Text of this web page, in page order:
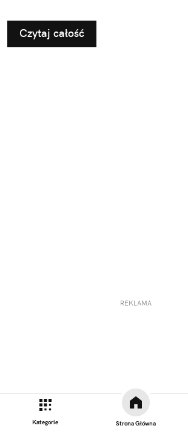
Kategorie Strona Główna
oznacza, że zabraknie nauczycieli dla
najmłodszych?
Czytaj całość
REKLAMA